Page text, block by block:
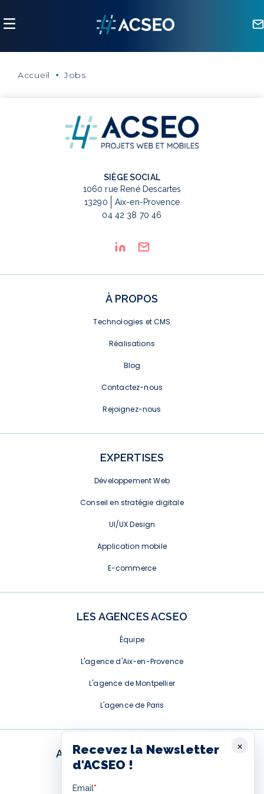
×
Recevez la Newsletter
d'ACSEO !
Accueil Jobs
SIÈGE SOCIAL
1060 rue René Descartes
13290
Aix-en-Provence
04 42 38 70 46
À PROPOS
Technologies et CMS
Réalisations
Blog
Contactez-nous
Rejoignez-nous
EXPERTISES
Développement Web
Conseil en stratégie digitale
UI/UX Design
Application mobile
E-commerce
LES AGENCES ACSEO
Équipe
L'agence d'Aix-en-Provence
L'agence de Montpellier
L'agence de Paris
ABONNEMENT NEWSLETTER
Hubspot. Pour l'afficher, vous